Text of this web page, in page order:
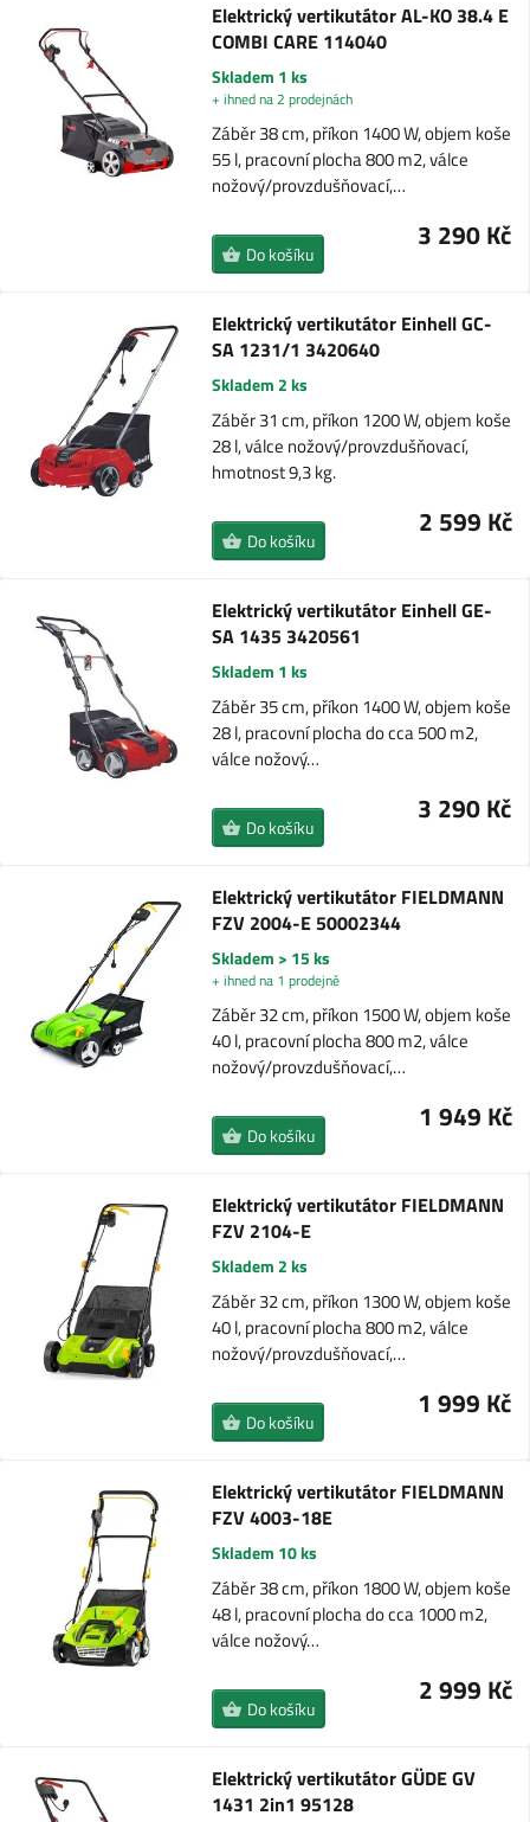
Elektrický vertikutátor AL-KO 38.4 E
COMBI CARE 114040
Skladem 1 ks
+ ihned na 2 prodejnách
Záběr 38 cm, příkon 1400 W, objem koše
55 l, pracovní plocha 800 m2, válce
nožový/provzdušňovací,…
3 290 Kč
Do košíku
Elektrický vertikutátor Einhell GC-
SA 1231/1 3420640
Skladem 2 ks
Záběr 31 cm, příkon 1200 W, objem koše
28 l, válce nožový/provzdušňovací,
hmotnost 9,3 kg.
2 599 Kč
Do košíku
Elektrický vertikutátor Einhell GE-
SA 1435 3420561
Skladem 1 ks
Záběr 35 cm, příkon 1400 W, objem koše
28 l, pracovní plocha do cca 500 m2,
válce nožový…
3 290 Kč
Do košíku
Elektrický vertikutátor FIELDMANN
FZV 2004-E 50002344
Skladem > 15 ks
+ ihned na 1 prodejně
Záběr 32 cm, příkon 1500 W, objem koše
40 l, pracovní plocha 800 m2, válce
nožový/provzdušňovací,…
1 949 Kč
Do košíku
Elektrický vertikutátor FIELDMANN
FZV 2104-E
Skladem 2 ks
Záběr 32 cm, příkon 1300 W, objem koše
40 l, pracovní plocha 800 m2, válce
nožový/provzdušňovací,…
1 999 Kč
Do košíku
Elektrický vertikutátor FIELDMANN
FZV 4003-18E
Skladem 10 ks
Záběr 38 cm, příkon 1800 W, objem koše
48 l, pracovní plocha do cca 1000 m2,
válce nožový…
2 999 Kč
Do košíku
Elektrický vertikutátor GÜDE GV
1431 2in1 95128